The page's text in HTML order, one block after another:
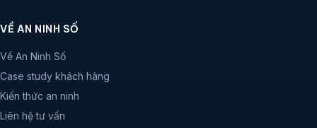
VỀ AN NINH SỐ
Về An Ninh Số
Case study khách hàng
Kiến thức an ninh
Liên hệ tư vấn